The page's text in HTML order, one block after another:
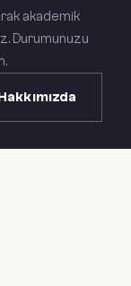
akademik
Durumunuzu